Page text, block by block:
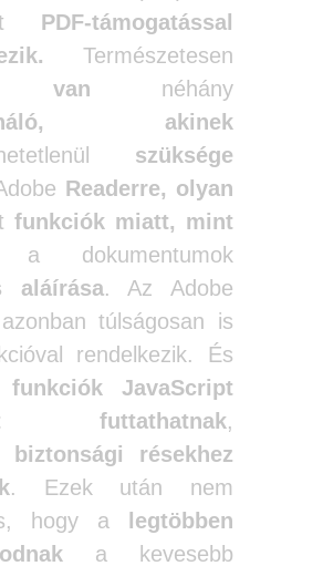
PDF-támogatással
Természetesen
van néhány
akinek
szüksége
Readerre, olyan
funkciók miatt, mint
a dokumentumok
aláírása. Az Adobe
túlságosan is
rendelkezik. És
funkciók JavaScript
futtathatnak,
biztonsági résekhez
. Ezek után nem
hogy a
legtöbben
a kevesebb